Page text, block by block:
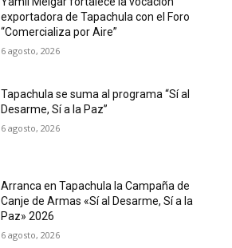
exportadora de Tapachula con el Foro
“Comercializa por Aire”
6 agosto, 2026
Tapachula se suma al programa “Sí al
Desarme, Sí a la Paz”
6 agosto, 2026
Arranca en Tapachula la Campaña de
Canje de Armas «Sí al Desarme, Sí a la
Paz» 2026
6 agosto, 2026